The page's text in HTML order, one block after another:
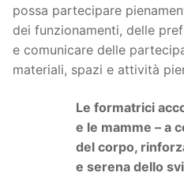
possa partecipare
dei funzionamenti, delle
e comunicare delle
materiali, spazi e attività
Le formatrici
e le mamme – a
del corpo,
e serena dello